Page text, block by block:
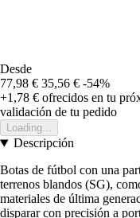
Desde
77,98 € 35,56 € -54%
+1,78 € ofrecidos en tu
validación de tu pedido
Loading...
Descripción
Botas de fútbol con una
terrenos blandos (SG),
materiales de última
disparar con precisión a